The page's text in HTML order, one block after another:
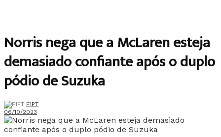
Norris nega que a McLaren esteja
demasiado confiante após o duplo
pódio de Suzuka
F1PT
06/10/2023